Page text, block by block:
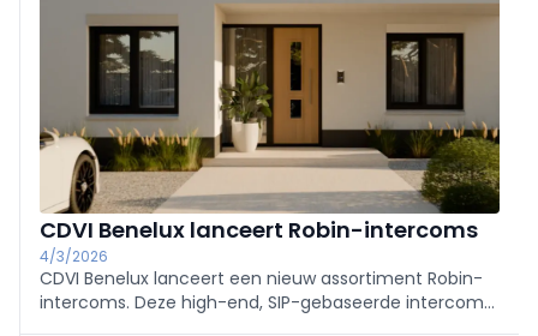
CDVI Benelux lanceert Robin-intercoms
4/3/2026
CDVI Benelux lanceert een nieuw assortiment Robin-
intercoms. Deze high-end, SIP-gebaseerde intercoms